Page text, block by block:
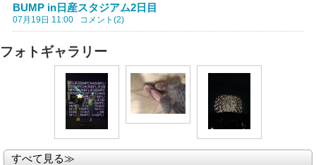
BUMP in日産スタジアム2日目
07月19日 11:00 コメント(2)
フォトギャラリー
すべて見る≫